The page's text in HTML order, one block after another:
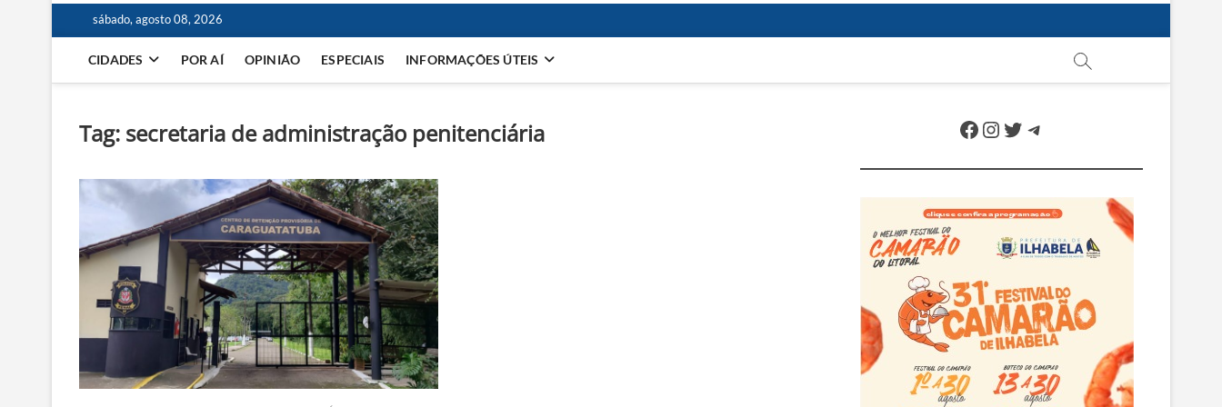
sábado, agosto 08, 2026
CIDADES POR AÍ OPINIÃO ESPECIAIS INFORMAÇÕES ÚTEIS
Tag: secretaria de administração penitenciária Facebook
Instagram
Twitter
Telegram